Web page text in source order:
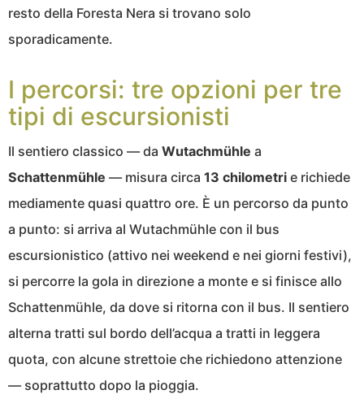
resto della Foresta Nera si trovano solo
sporadicamente.
I percorsi: tre opzioni per tre
tipi di escursionisti
Il sentiero classico — da Wutachmühle a
Schattenmühle — misura circa 13 chilometri e richiede
mediamente quasi quattro ore. È un percorso da punto
a punto: si arriva al Wutachmühle con il bus
escursionistico (attivo nei weekend e nei giorni festivi),
si percorre la gola in direzione a monte e si finisce allo
Schattenmühle, da dove si ritorna con il bus. Il sentiero
alterna tratti sul bordo dell’acqua a tratti in leggera
quota, con alcune strettoie che richiedono attenzione
— soprattutto dopo la pioggia.